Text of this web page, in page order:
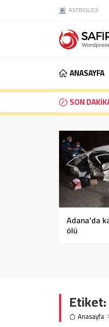
ASTROLOJİ
ANASAYFA
SON
Adana’da
ölü
Etiket:
Anasayfa